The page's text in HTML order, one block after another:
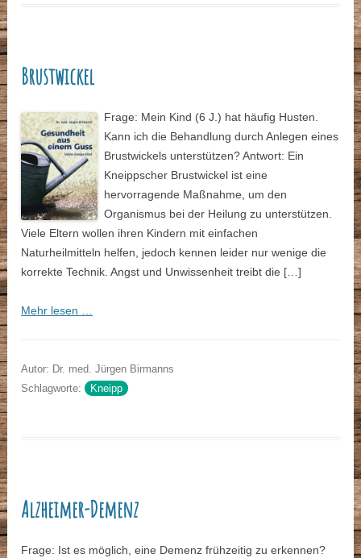
Brustwickel
Frage: Mein Kind (6 J.) hat häufig Husten.
Kann ich die Behandlung durch Anlegen eines
Brustwickels unterstützen? Antwort: Ein
Kneippscher Brustwickel ist eine
hervorragende Maßnahme, um den
Organismus bei der Heilung zu unterstützen.
Viele Eltern wollen ihren Kindern mit einfachen
Naturheilmitteln helfen, jedoch kennen leider nur wenige die
korrekte Technik. Angst und Unwissenheit treibt die […]
Mehr lesen …
Autor: Dr. med. Jürgen Birmanns
Schlagworte: Kneipp
Alzheimer-Demenz
Frage: Ist es möglich, eine Demenz frühzeitig zu erkennen?